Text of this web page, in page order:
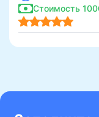
Стоимость